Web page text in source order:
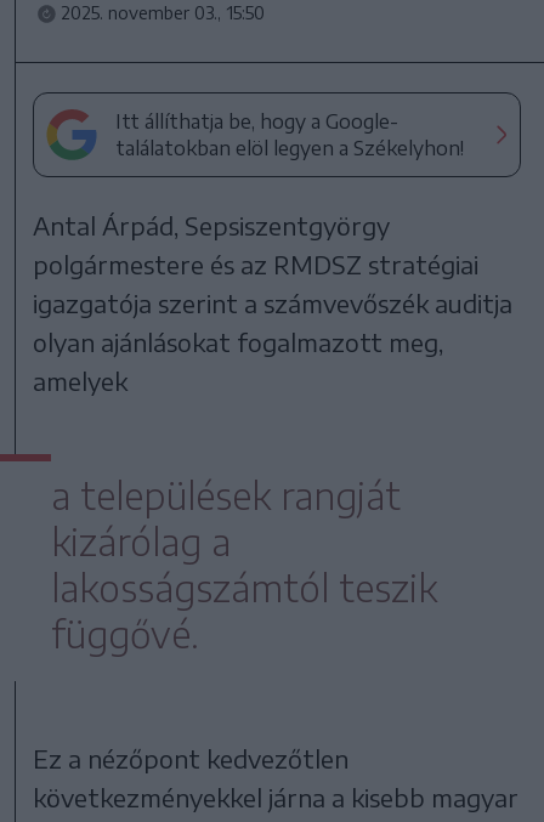
2025. november 03., 15:50
Itt állíthatja be, hogy a Google-
találatokban elöl legyen a Székelyhon!
Antal Árpád, Sepsiszentgyörgy
polgármestere és az RMDSZ stratégiai
igazgatója szerint a számvevőszék auditja
olyan ajánlásokat fogalmazott meg,
amelyek
a települések rangját
kizárólag a
lakosságszámtól teszik
függővé.
Ez a nézőpont kedvezőtlen
következményekkel járna a kisebb magyar